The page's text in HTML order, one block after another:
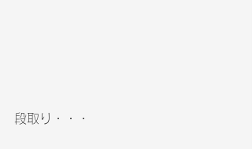
段取り・・・